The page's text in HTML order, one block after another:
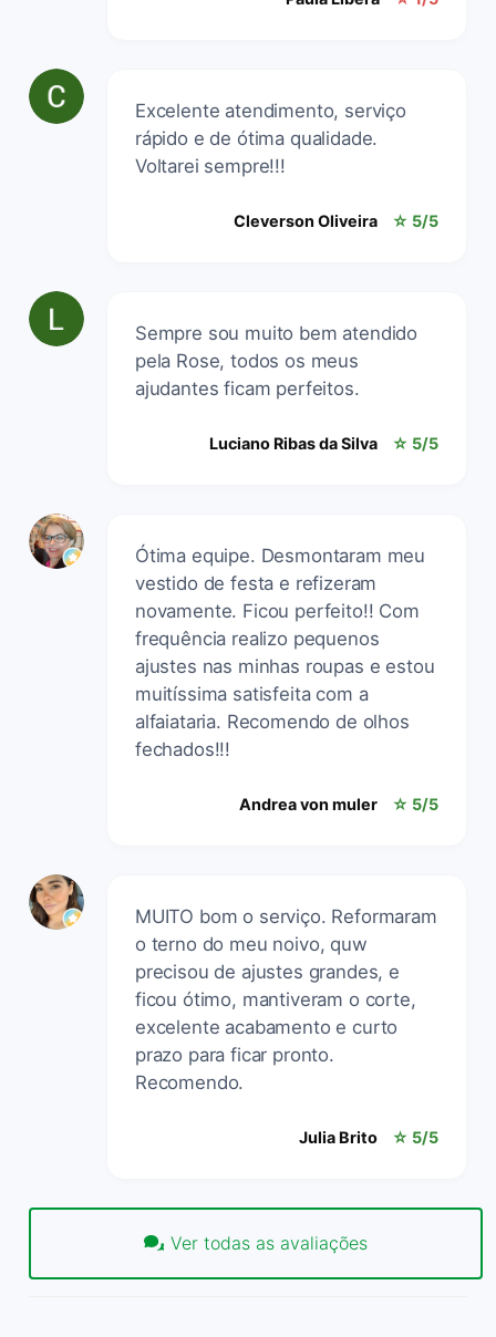
Excelente atendimento, serviço
rápido e de ótima qualidade.
Voltarei sempre!!!
Cleverson Oliveira ☆ 5/5
Sempre sou muito bem atendido
pela Rose, todos os meus
ajudantes ficam perfeitos.
Luciano Ribas da Silva ☆ 5/5
Ótima equipe. Desmontaram meu
vestido de festa e refizeram
novamente. Ficou perfeito!! Com
frequência realizo pequenos
ajustes nas minhas roupas e estou
muitíssima satisfeita com a
alfaiataria. Recomendo de olhos
fechados!!!
Andrea von muler ☆ 5/5
MUITO bom o serviço. Reformaram
o terno do meu noivo, quw
precisou de ajustes grandes, e
ficou ótimo, mantiveram o corte,
excelente acabamento e curto
prazo para ficar pronto.
Recomendo.
Julia Brito ☆ 5/5
Ver todas as avaliações